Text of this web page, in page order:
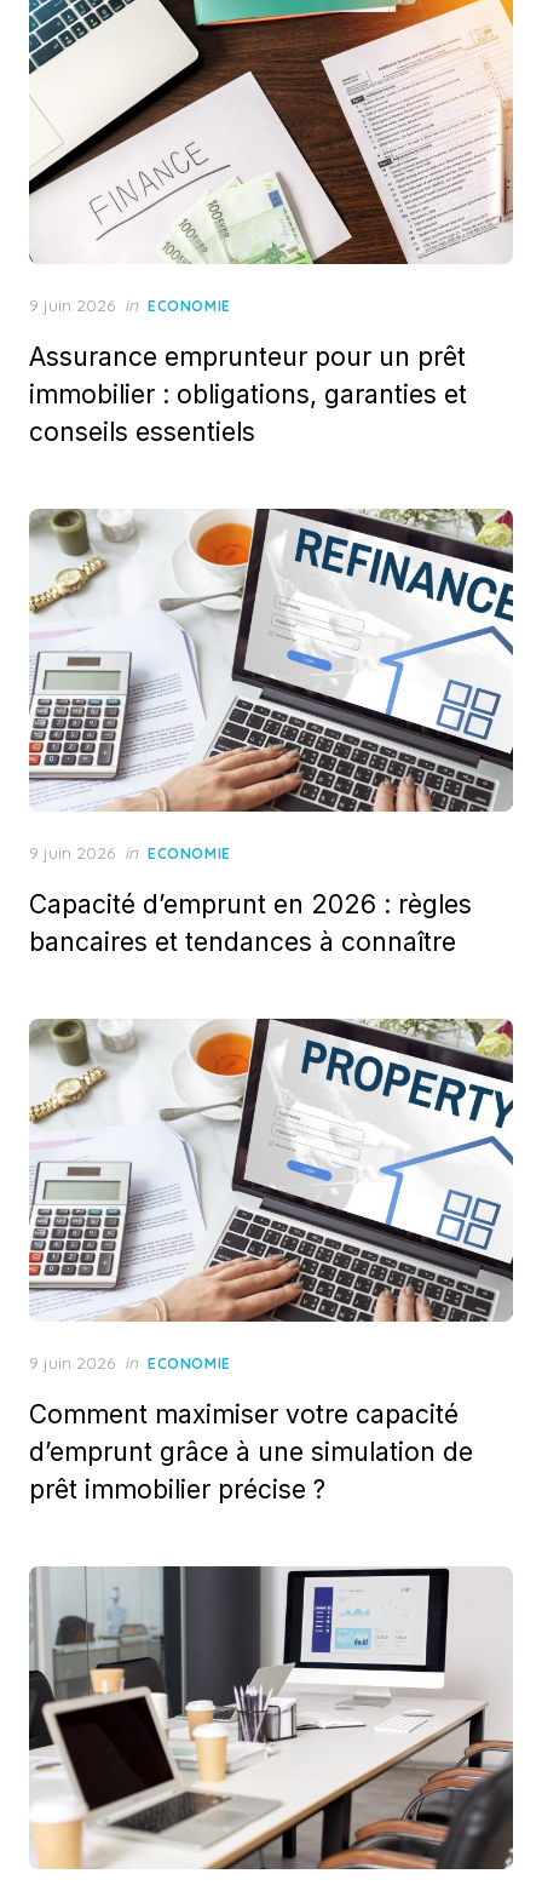
Posted
9 juin 2026 in ECONOMIE
Assurance emprunteur pour un prêt
immobilier : obligations, garanties et
conseils essentiels
Posted
9 juin 2026 in ECONOMIE
Capacité d’emprunt en 2026 : règles
bancaires et tendances à connaître
Posted
9 juin 2026 in ECONOMIE
Comment maximiser votre capacité
d’emprunt grâce à une simulation de
prêt immobilier précise ?